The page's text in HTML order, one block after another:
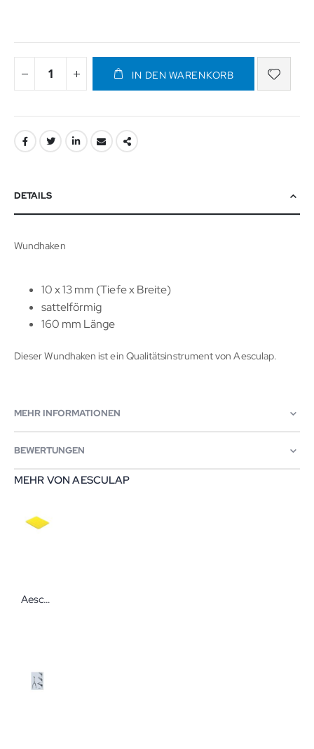
IN DEN WARENKORB
DETAILS
Wundhaken
10 x 13 mm (Tiefe x Breite)
sattelförmig
160 mm Länge
Dieser Wundhaken ist ein Qualitätsinstrument von Aesculap.
MEHR INFORMATIONEN
BEWERTUNGEN
MEHR VON AESCULAP
Aesculap Silikon-Noppenmatte für Instrumentensterilisation